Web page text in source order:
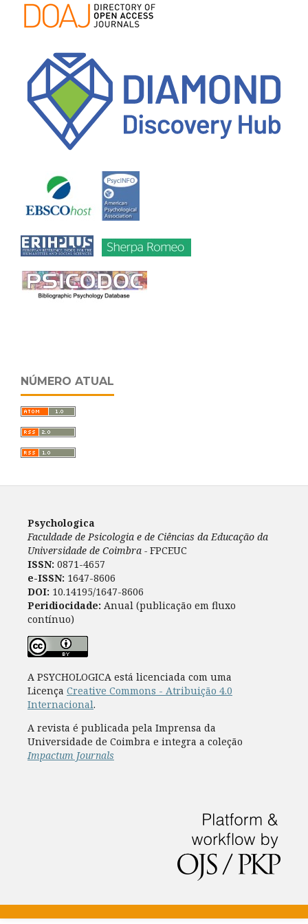
NÚMERO ATUAL
Psychologica
Faculdade de Psicologia e de Ciências da Educação da
Universidade de Coimbra - FPCEUC
ISSN: 0871-4657
e-ISSN: 1647-8606
DOI: 10.14195/1647-8606
Peridiocidade: Anual (publicação em fluxo
contínuo)
A PSYCHOLOGICA está licenciada com uma
Licença Creative Commons - Atribuição 4.0
Internacional.
A revista é publicada pela Imprensa da
Universidade de Coimbra e integra a coleção
Impactum Journals